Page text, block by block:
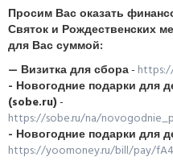
Просим Вас оказать
Святок и Рождественских
для Вас суммой:
— Визитка для сбора-
- Новогодние подарки для
(sobe.ru)-
https://sobe.ru/na/
- Новогодние подарки для
https://yoomoney.ru/bill/pay/